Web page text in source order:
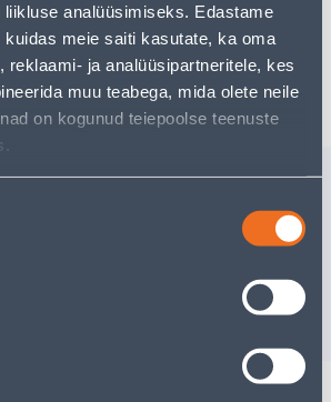
analüüsimiseks. Edastame
meie saiti kasutate, ka oma
reklaami- ja analüüsipartneritele, kes
muu teabega, mida olete neile
on kogunud teiepoolse teenuste
ZN 4TK
7.06 €
4.24 €